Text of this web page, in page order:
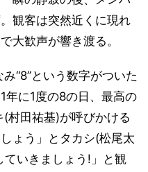
観客は突然近くに現れ
大歓声が響き渡る。
“8”という数字がついた
年に1度の8の日、最高の
村田祐基)が呼びかける
ょう」とタカシ(松尾太
ていきましょう!」と観